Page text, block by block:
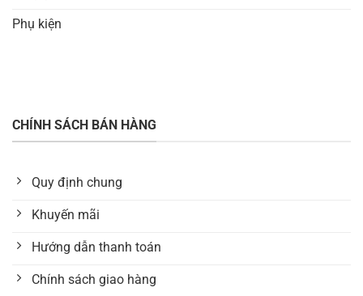
Phụ kiện
CHÍNH SÁCH BÁN HÀNG
Quy định chung
Khuyến mãi
Hướng dẫn thanh toán
Chính sách giao hàng